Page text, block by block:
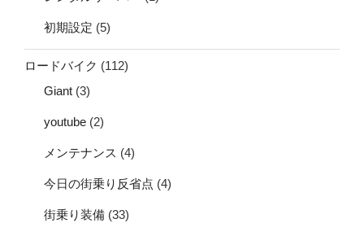
初期設定 (5)
ロードバイク (112)
Giant (3)
youtube (2)
メンテナンス (4)
今日の街乗り反省点 (4)
街乗り装備 (33)